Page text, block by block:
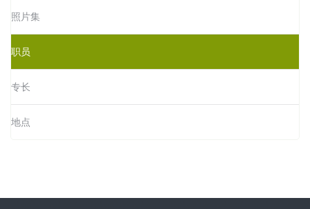
照片集
职员
专长
地点